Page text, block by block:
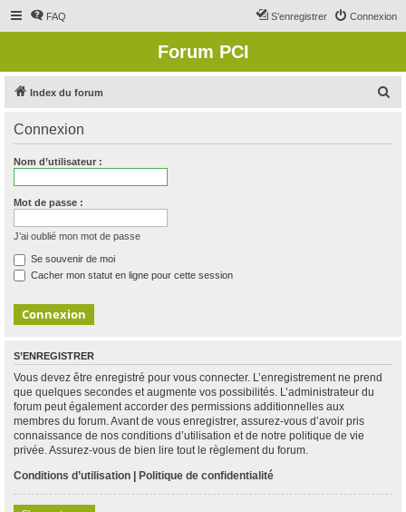
FAQ Connexion
S’enregistrer
Forum PCI
Index du forum
Connexion
Nom d’utilisateur :
Mot de passe :
J’ai oublié mon mot de passe
Se souvenir de moi
Cacher mon statut en ligne pour cette session
S’ENREGISTRER
Vous devez être enregistré pour vous connecter. L’enregistrement ne prend
que quelques secondes et augmente vos possibilités. L’administrateur du
forum peut également accorder des permissions additionnelles aux
membres du forum. Avant de vous enregistrer, assurez-vous d’avoir pris
connaissance de nos conditions d’utilisation et de notre politique de vie
privée. Assurez-vous de bien lire tout le règlement du forum.
Conditions d’utilisation | Politique de confidentialité